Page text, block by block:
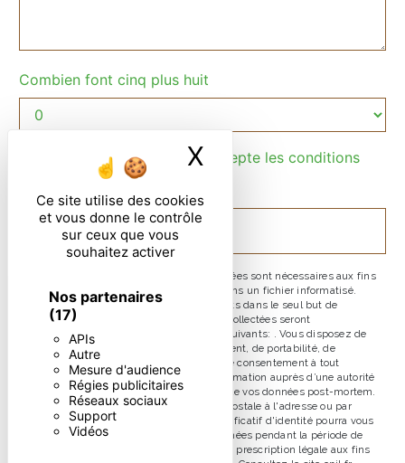
Ce site utilise des cookies
et vous donne le contrôle
sur ceux que vous
souhaitez activer
Nos partenaires
(17)
APIs
Autre
Mesure d'audience
Régies publicitaires
Réseaux sociaux
Support
Vidéos
X Masquer le
Combien font cinq plus huit
En cochant cette case, j'accepte les conditions
particulières ci-dessous **
ENVOYER
** Les données personnelles communiquées sont nécessaires aux fins
de vous contacter et sont enregistrées dans un fichier informatisé.
Elles sont destinées à et ses sous-traitants dans le seul but de
répondre à votre message. Les données collectées seront
communiquées aux seuls destinataires suivants: . Vous disposez de
droits d’accès, de rectification, d’effacement, de portabilité, de
limitation, d’opposition, de retrait de votre consentement à tout
moment et du droit d’introduire une réclamation auprès d’une autorité
de contrôle, ainsi que d’organiser le sort de vos données post-mortem.
Vous pouvez exercer ces droits par voie postale à l'adresse ou par
courrier électronique à l'adresse . Un justificatif d'identité pourra vous
être demandé. Nous conservons vos données pendant la période de
prise de contact puis pendant la durée de prescription légale aux fins